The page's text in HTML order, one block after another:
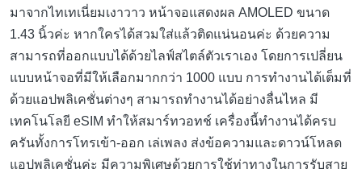
มาจากไทเทเนี่ยมเงาวาว หน้าจอแสดงผล AMOLED ขนาด
1.43 นิ้วค่ะ หากใครได้สวมใส่แล้วติดแน่นอนค่ะ ด้วยความ
สามารถที่ออกแบบได้ด้วยไลฟ์สไตล์ตัวเราเอง โดยการเปลี่ยน
แบบหน้าจอที่มีให้เลือกมากกว่า 1000 แบบ การทำงานได้เต็มที่
ด้วยแอปพลิเคชั่นต่างๆ สามารถทำงานได้อย่างลื่นไหล มี
เทคโนโลยี eSIM ทำให้สมาร์ทวอทช์ เครื่องนี้ทำงานได้ครบ
ครันทั้งการโทรเข้า-ออก เล่เพลง ส่งข้อความและดาวน์โหลด
แอปพลิเคชั่นค่ะ มีความพิเศษด้วยการใช้ท่าทางในการรับสาย